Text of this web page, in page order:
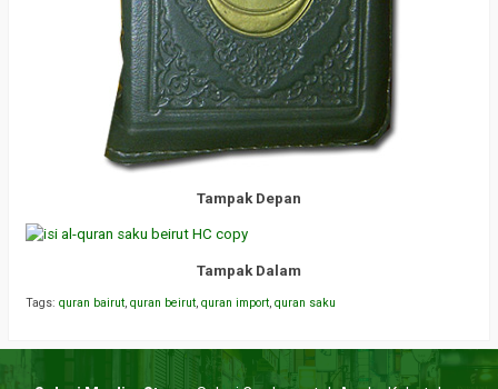
Tampak Depan
Tampak Dalam
Tags: quran bairut, quran beirut, quran import, quran saku